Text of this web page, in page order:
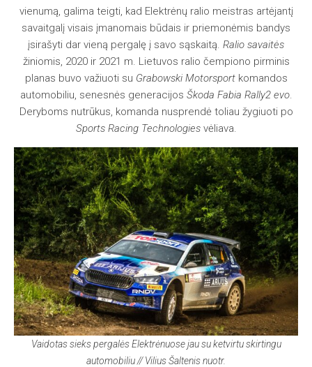
vienumą, galima teigti, kad Elektrėnų ralio meistras artėjantį
savaitgalį visais įmanomais būdais ir priemonėmis bandys
įsirašyti dar vieną pergalę į savo sąskaitą. Ralio savaitės
žiniomis, 2020 ir 2021 m. Lietuvos ralio čempiono pirminis
planas buvo važiuoti su Grabowski Motorsportkomandos
automobiliu, senesnės generacijos Škoda Fabia Rally2 evo.
Deryboms nutrūkus, komanda nusprendė toliau žygiuoti po
Sports Racing Technologies vėliava.
Vaidotas sieks pergalės Elektrėnuose jau su ketvirtu skirtingu
automobiliu // Vilius Šaltenis nuotr.